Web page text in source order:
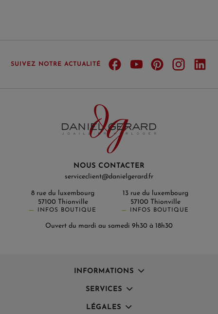
SUIVEZ NOTRE ACTUALITÉ
NOUS CONTACTER
serviceclient@danielgerard.fr
8 rue du luxembourg
57100 Thionville
INFOS BOUTIQUE
13 rue du luxembourg
57100 Thionville
INFOS BOUTIQUE
Ouvert du mardi au samedi 9h30 à 18h30
INFORMATIONS
SERVICES
LÉGALES